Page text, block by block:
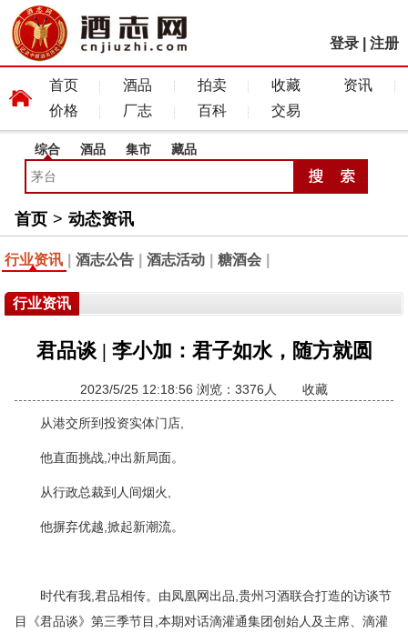
登录 注册
首页 酒品 拍卖 收藏
资讯
价格
厂志 百科 交易
综合 酒品 集市 藏品
首页 > 动态资讯
行业资讯 酒志公告 酒志活动 糖酒会
行业资讯
君品谈 | 李小加：君子如水，随方就圆
2023/5/25 12:18:56 浏览：3376人 收藏
从港交所到投资实体门店,
他直面挑战,冲出新局面。
从行政总裁到人间烟火,
他摒弃优越,掀起新潮流。
时代有我,君品相传。由凤凰网出品,贵州习酒联合打造的访谈节
目《君品谈》第三季节目,本期对话滴灌通集团创始人及主席、滴灌